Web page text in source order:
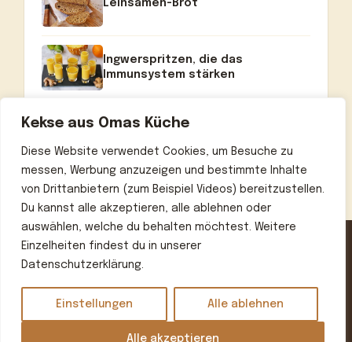
Kekse aus Omas Küche
Diese Website verwendet Cookies, um Besuche zu
messen, Werbung anzuzeigen und bestimmte Inhalte
von Drittanbietern (zum Beispiel Videos) bereitzustellen.
Du kannst alle akzeptieren, alle ablehnen oder
auswählen, welche du behalten möchtest. Weitere
Einzelheiten findest du in unserer
Datenschutzerklärung.
Einstellungen Alle ablehnen
Alle akzeptieren
Leinsamen-Brot
Ingwerspritzen, die das
Immunsystem stärken
© 2026 Omas beste Rezepte• Erstellt mit